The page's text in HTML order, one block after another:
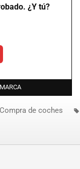
¿Y tú?
Compra de coches